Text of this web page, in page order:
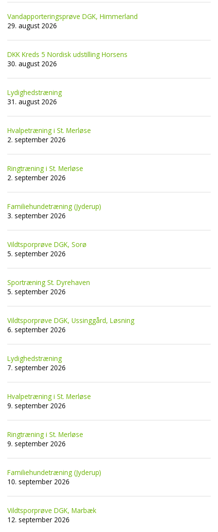
Vandapporteringsprøve DGK, Himmerland
29. august 2026
DKK Kreds 5 Nordisk udstilling Horsens
30. august 2026
Lydighedstræning
31. august 2026
Hvalpetræning i St. Merløse
2. september 2026
Ringtræning i St. Merløse
2. september 2026
Familiehundetræning (Jyderup)
3. september 2026
Vildtsporprøve DGK, Sorø
5. september 2026
Sportræning St. Dyrehaven
5. september 2026
Vildtsporprøve DGK, Ussinggård, Løsning
6. september 2026
Lydighedstræning
7. september 2026
Hvalpetræning i St. Merløse
9. september 2026
Ringtræning i St. Merløse
9. september 2026
Familiehundetræning (Jyderup)
10. september 2026
Vildtsporprøve DGK, Marbæk
12. september 2026